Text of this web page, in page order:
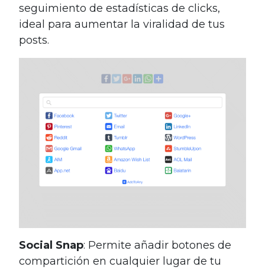
seguimiento de estadísticas de clicks,
ideal para aumentar la viralidad de tus
posts.
Social Snap: Permite añadir botones de
compartición en cualquier lugar de tu